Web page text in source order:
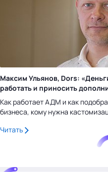
Максим Ульянов, Dors:
работать и приносить
Как работает АДМ и как
бизнеса, кому нужна
Читать